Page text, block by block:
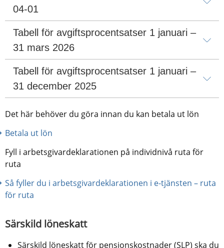
04-01
Tabell för avgiftsprocentsatser 1 januari –
31 mars 2026
Tabell för avgiftsprocentsatser 1 januari –
31 december 2025
Det här behöver du göra innan du kan betala ut lön
Betala ut lön
Fyll i arbetsgivardeklarationen på individnivå ruta för
ruta
Så fyller du i arbetsgivardeklarationen i e-tjänsten – ruta
för ruta
Särskild löneskatt
Särskild löneskatt för pensionskostnader (SLP) ska du